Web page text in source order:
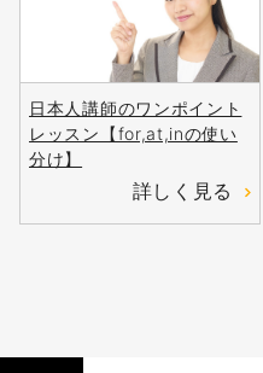
日本人講師のワンポイント
レッスン【for,at,inの使い
分け】
詳しく見る